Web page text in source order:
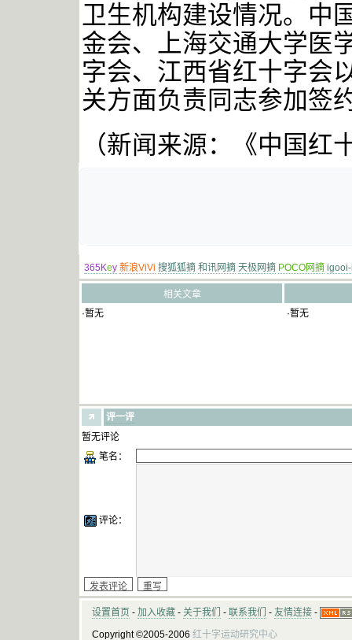
卫生机构建设情况。中
金会、上海交通大学医
字会、江西省红十字会
关方面负责同志参加签
（新闻来源：《中国红
365Key 新浪ViVi 搜狐狐摘 和讯网摘 天极网摘 POCO网摘
相关文章
·暂无
·暂无
评一评
暂无评论
笔名：
评论：
设置首页 - 加入收藏 - 关于我们 - 联系我们 - 友情连接 -
Copyright ©2005-2006 红十字运动研究中心